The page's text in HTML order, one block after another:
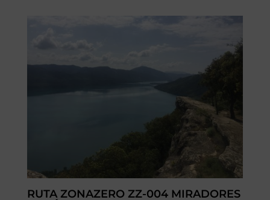
RUTA ZONAZERO ZZ-004 MIRADORES